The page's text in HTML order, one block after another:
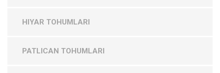
HIYAR TOHUMLARI
PATLICAN TOHUMLARI